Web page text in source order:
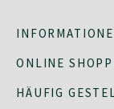
ONLINE
HÄUFIG